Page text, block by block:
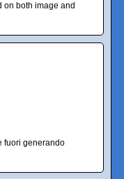
on both image and
fuori generando